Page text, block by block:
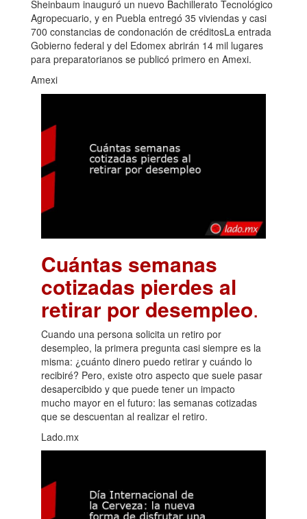
Sheinbaum inauguró un nuevo Bachillerato Tecnológico
Agropecuario, y en Puebla entregó 35 viviendas y casi
700 constancias de condonación de créditosLa entrada
Gobierno federal y del Edomex abrirán 14 mil lugares
para preparatorianos se publicó primero en Amexi.
Amexi
Cuántas semanas
cotizadas pierdes al
retirar por desempleo.
Cuando una persona solicita un retiro por
desempleo, la primera pregunta casi siempre es la
misma: ¿cuánto dinero puedo retirar y cuándo lo
recibiré? Pero, existe otro aspecto que suele pasar
desapercibido y que puede tener un impacto
mucho mayor en el futuro: las semanas cotizadas
que se descuentan al realizar el retiro.
Lado.mx